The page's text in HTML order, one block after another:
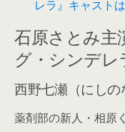
レラ』キャスト
石原さとみ主
グ・シンデレ
西野七瀬（にし
薬剤部の新人・相原